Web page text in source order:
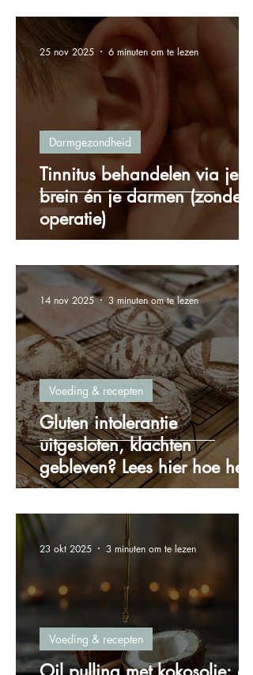
krijgt)
Tinnitus behandelen via je
brein én je darmen (zonder
operatie)
Darmgezondheid
25 nov 2025 6 minuten om te lezen
Gluten intolerantie
uitgesloten, klachten
gebleven? Lees hier hoe het
zit!
Voeding & recepten
14 nov 2025 3 minuten om te lezen
Voeding & recepten
23 okt 2025 3 minuten om te lezen